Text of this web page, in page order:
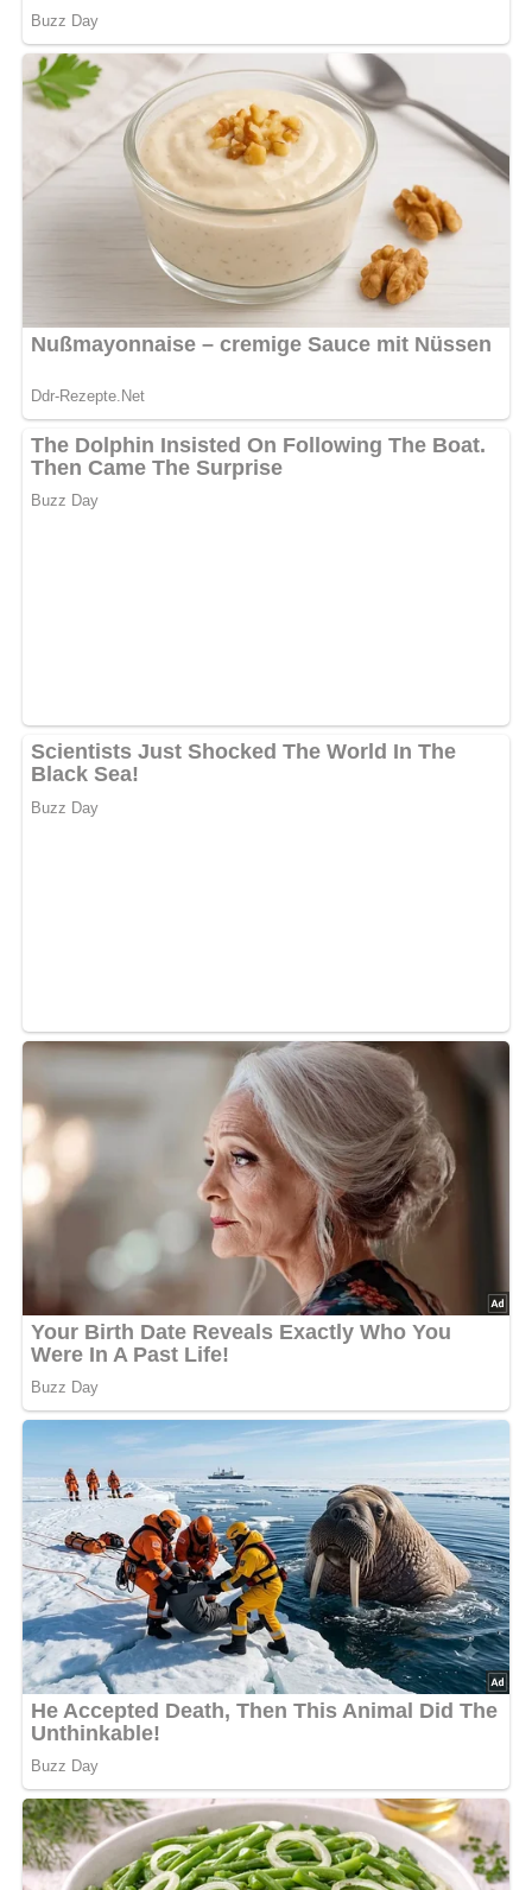
Zu Schnitzeln servieren.
Nach: Bigos, Pizza, Spaghetti, Verlag für die Frau, Leipzig, DDR, 1988
Kennst du schon unser tolles DDR-Quiz? Was weißt du
noch alles über die DDR?
Teste dein Wissen jetzt!
Jetzt Sterne vergeben – Rezept
bewerten
5/5(3 Bewertung)